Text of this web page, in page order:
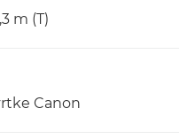
m (T)
Canon